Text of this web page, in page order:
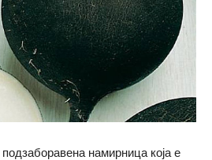
намирница која е